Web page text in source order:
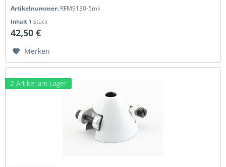
Artikelnummer: RFM9130-5mk
Inhalt 1 Stück
42,50 €
Merken
2 Artikel am Lager